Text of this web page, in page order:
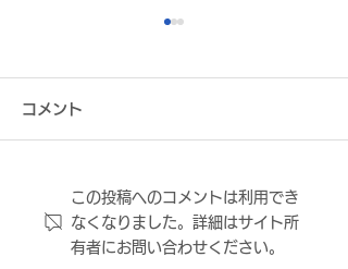
FC大阪からのメール配信
について
コメント
この投稿へのコメントは利用でき
なくなりました。詳細はサイト所
有者にお問い合わせください。